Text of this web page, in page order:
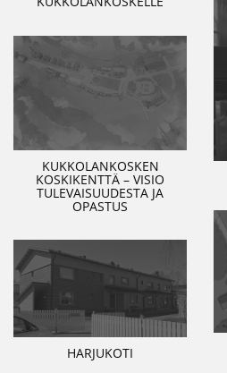
KUKKOLANKOSKEN
KOSKIKENTTÄ – VISIO
TULEVAISUUDESTA JA
OPASTUS
HARJUKOTI